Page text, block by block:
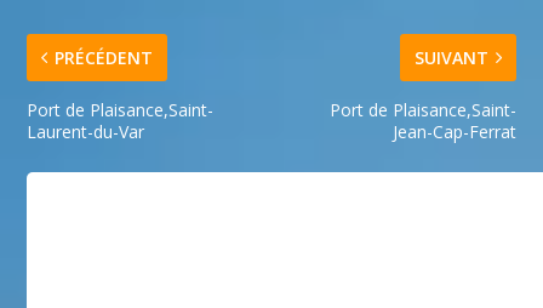
PRÉCÉDENT
Port de Plaisance,Saint-
Laurent-du-Var
SUIVANT
Port de Plaisance,Saint-
Jean-Cap-Ferrat